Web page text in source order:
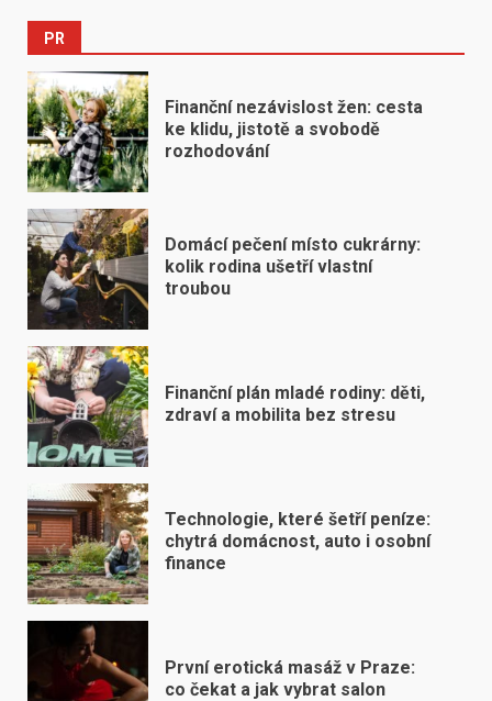
PR
Finanční nezávislost žen: cesta
ke klidu, jistotě a svobodě
rozhodování
Domácí pečení místo cukrárny:
kolik rodina ušetří vlastní
troubou
Finanční plán mladé rodiny: děti,
zdraví a mobilita bez stresu
Technologie, které šetří peníze:
chytrá domácnost, auto i osobní
finance
První erotická masáž v Praze:
co čekat a jak vybrat salon